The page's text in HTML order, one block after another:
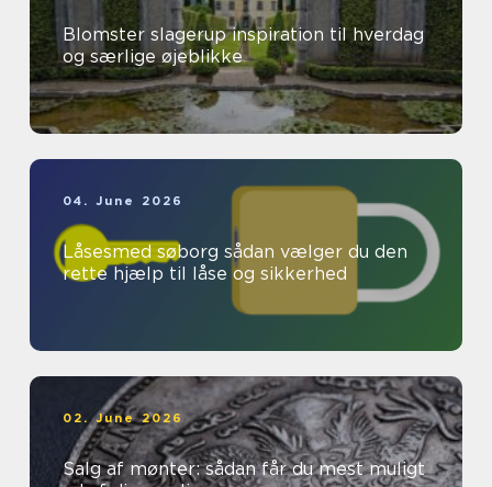
Blomster slagerup inspiration til hverdag
og særlige øjeblikke
04. June 2026
Låsesmed søborg sådan vælger du den
rette hjælp til låse og sikkerhed
02. June 2026
Salg af mønter: sådan får du mest muligt